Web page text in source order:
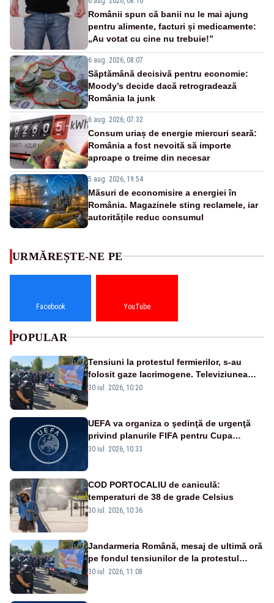
Românii spun că banii nu le mai ajung
pentru alimente, facturi și medicamente:
„Au votat cu cine nu trebuie!”
6 aug. 2026, 08:07
Săptămână decisivă pentru economie:
Moody’s decide dacă retrogradează
România la junk
6 aug. 2026, 07:32
Consum uriaș de energie miercuri seară:
România a fost nevoită să importe
aproape o treime din necesar
5 aug. 2026, 19:54
Măsuri de economisire a energiei în
România. Magazinele sting reclamele, iar
autoritățile reduc consumul
URMĂREȘTE-NE PE
Facebook YouTube
POPULAR
Tensiuni la protestul fermierilor, s-au
folosit gaze lacrimogene. Televiziunea
Poporului face apel la calm – LIVE TEXT
30 iul. 2026, 10:20
UEFA va organiza o şedinţă de urgenţă
privind planurile FIFA pentru Cupa
Mondială
30 iul. 2026, 10:33
COD PORTOCALIU de caniculă:
temperaturi de 38 de grade Celsius
30 iul. 2026, 10:36
Jandarmeria Română, mesaj de ultimă oră
pe fondul tensiunilor de la protestul
masiv al fermierilor - VIDEO
30 iul. 2026, 11:08